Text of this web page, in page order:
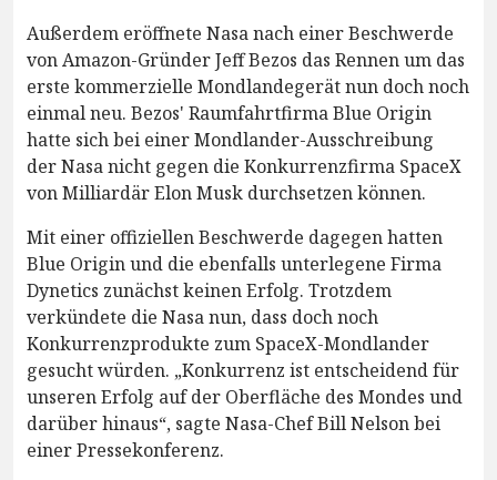
Außerdem eröffnete Nasa nach einer Beschwerde
von Amazon-Gründer Jeff Bezos das Rennen um das
erste kommerzielle Mondlandegerät nun doch noch
einmal neu. Bezos' Raumfahrtfirma Blue Origin
hatte sich bei einer Mondlander-Ausschreibung
der Nasa nicht gegen die Konkurrenzfirma SpaceX
von Milliardär Elon Musk durchsetzen können.
Mit einer offiziellen Beschwerde dagegen hatten
Blue Origin und die ebenfalls unterlegene Firma
Dynetics zunächst keinen Erfolg. Trotzdem
verkündete die Nasa nun, dass doch noch
Konkurrenzprodukte zum SpaceX-Mondlander
gesucht würden. „Konkurrenz ist entscheidend für
unseren Erfolg auf der Oberfläche des Mondes und
darüber hinaus“, sagte Nasa-Chef Bill Nelson bei
einer Pressekonferenz.